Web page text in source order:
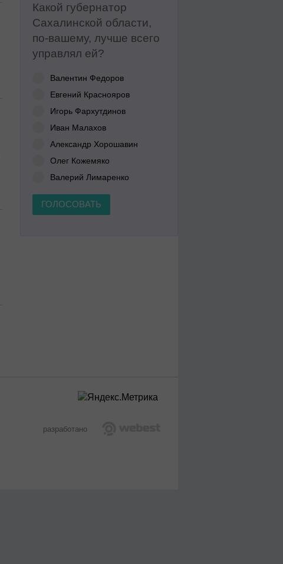
Какой губернатор
Сахалинской области,
по-вашему, лучше всего
управлял ей?
Валентин Федоров
Евгений Краснояров
Игорь Фархутдинов
Иван Малахов
Александр Хорошавин
Олег Кожемяко
Валерий Лимаренко
ГОЛОСОВАТЬ
разработано